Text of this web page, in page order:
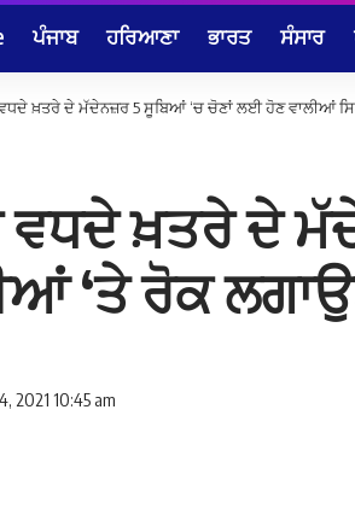
ਪੰਜਾਬ ਹਰਿਆਣਾ ਭਾਰਤ ਸੰਸਾਰ
ਖ਼ਤਰੇ ਦੇ ਮੱਦੇਨਜ਼ਰ 5 ਸੂਬਿਆਂ ‘ਚ ਚੋਣਾਂ ਲਈ ਹੋਣ ਵਾਲੀਆਂ
ਖ਼ਤਰੇ ਦੇ
‘ਤੇ ਰੋਕ
2021 10:45 am